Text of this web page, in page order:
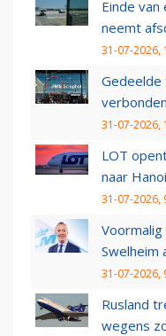
Einde
neemt
31-07-2026,
Gedeelde
31-07-2026,
LOT
naar Hanoi
31-07-2026,
Swelheim
31-07-2026,
Rusland
wegens